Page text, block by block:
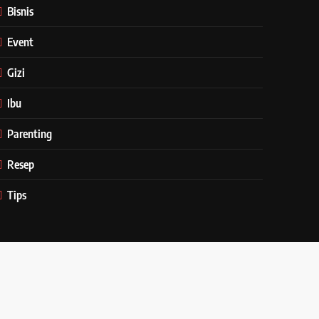
Bisnis
Event
Gizi
Ibu
Parenting
Resep
Tips